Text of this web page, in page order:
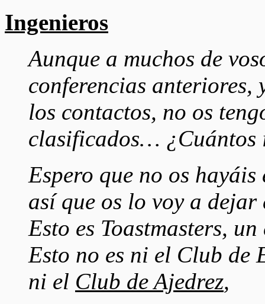
Ingenieros
Aunque a muchos de
conferencias anteriores,
los contactos, no os
clasificados… ¿Cuántos
Espero que no os
así que os lo voy a
Esto es Toastmasters,
Esto no es ni el Club de
ni el Club de Ajedrez,